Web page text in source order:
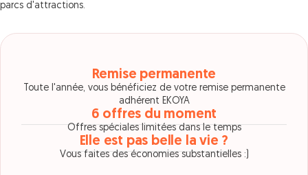
parcs d'attractions.
Remise permanente
Toute l'année, vous bénéficiez de votre remise permanente
adhérent EKOYA
6 offres du moment
Offres spéciales limitées dans le temps
Elle est pas belle la vie ?
Vous faites des économies substantielles :)